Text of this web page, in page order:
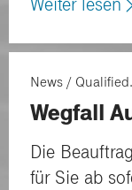
News
Wegfall
Die
für Sie ab